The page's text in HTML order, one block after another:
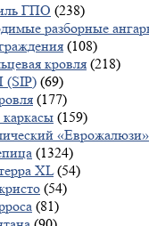
ГПО (238)
разборные
(108)
кровля (218)
(SIP) (69)
(177)
(159)
«Еврожалюзи»
(1324)
XL (54)
(54)
(81)